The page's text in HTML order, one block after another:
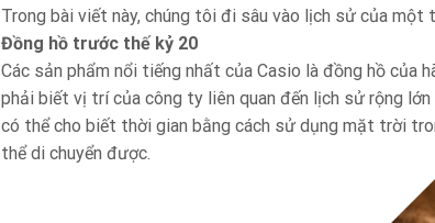
Trong bài viết này, chúng tôi đi sâu vào lịch sử của
Đồng hồ trước thế kỷ 20
Các sản phẩm nổi tiếng nhất của Casio là đồng hồ của
phải biết vị trí của công ty liên quan đến lịch sử rộng
có thể cho biết thời gian bằng cách sử dụng mặt trời
thể di chuyển được.